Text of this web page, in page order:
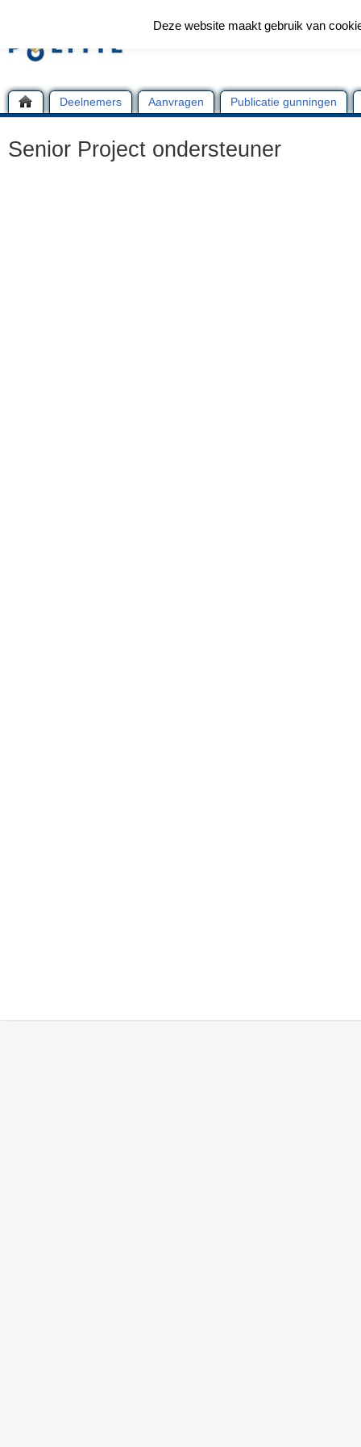
Deelnemers Aanvragen Publicatie gunningen
Senior Project ondersteuner
Deze website maakt gebruik van